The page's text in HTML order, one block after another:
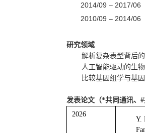
2014/09 – 2017/
2010/09 – 2014/
研究领域
解析复杂表型背后
人工智能驱动的生
比较基因组学与基因
发表论文（*共同通讯、#
2026
Y.